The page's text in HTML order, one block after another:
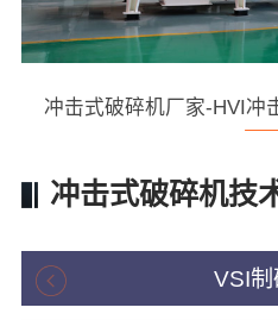
冲击式破碎机厂家-HVI冲
冲击式破碎机技
VSI制